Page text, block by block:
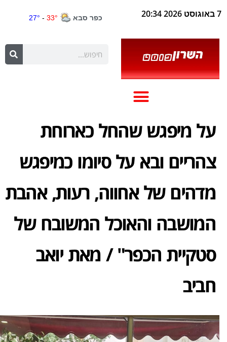
7 באוגוסט 2026 20:34
על מיפגש שהחל כארוחת
צהריים ובא על סיומו כמיפגש
מדהים של אחווה, רעות, אהבת
המושבה והאוכל המשובח של
סטקיית הכפר" / מאת יואב
חביב